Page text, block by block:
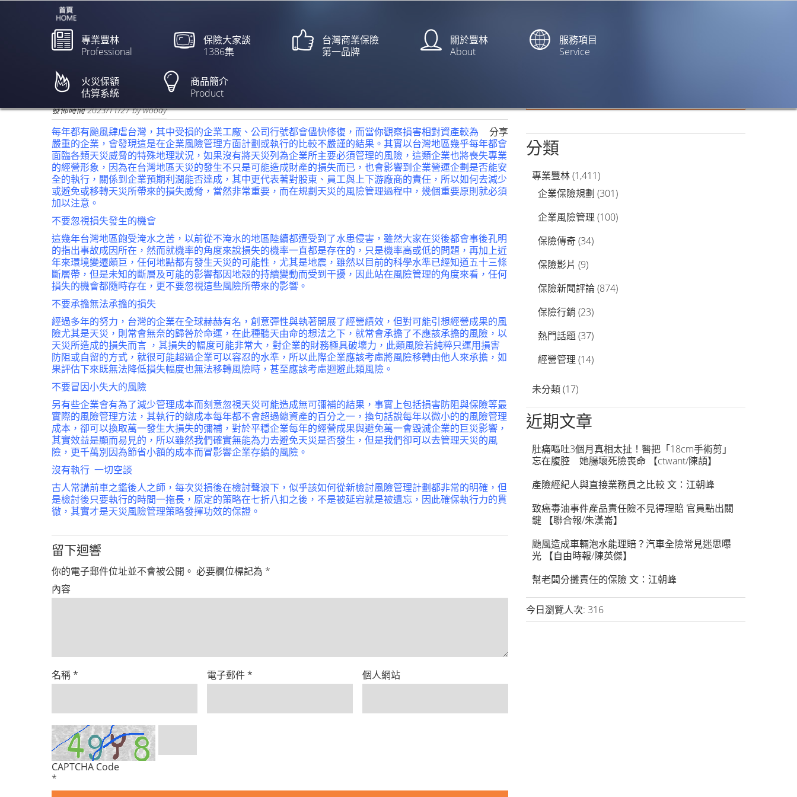
專業豐林
Professional
保險大家談
1386集
台灣商業保險
第一品牌
關於豐林
About
服務項目
Service
火災保額
估算系統
商品簡介
Product
欲閱讀全文請點上列新聞標題
發佈時間2023/11/27bywoody
分享
每年都有颱風肆虐台灣，其中受損的企業工廠、公司行號都會儘快修復，而當你觀察損害相對資產較為
嚴重的企業，會發現這是在企業風險管理方面計劃或執行的比較不嚴謹的結果。其實以台灣地區幾乎每年都會
面臨各類天災威脅的特殊地理狀況，如果沒有將天災列為企業所主要必須管理的風險，這類企業也將喪失專業
的經營形象，因為在台灣地區天災的發生不只是可能造成財產的損失而已，也會影響到企業營運企劃是否能安
全的執行，關係到企業預期利潤能否達成，其中更代表著對股東、員工與上下游廠商的責任，所以如何去減少
或避免或移轉天災所帶來的損失威脅，當然非常重要，而在規劃天災的風險管理過程中，幾個重要原則就必須
加以注意。
不要忽視損失發生的機會
這幾年台灣地區飽受淹水之苦，以前從不淹水的地區陸續都遭受到了水患侵害，雖然大家在災後都會事後孔明
的指出事故成因所在，然而就機率的角度來說損失的機率一直都是存在的，只是機率高或低的問題，再加上近
年來環境變遷頗巨，任何地點都有發生天災的可能性，尤其是地震，雖然以目前的科學水準已經知道五十三條
斷層帶，但是未知的斷層及可能的影響都因地殼的持續變動而受到干擾，因此站在風險管理的角度來看，任何
損失的機會都隨時存在，更不要忽視這些風險所帶來的影響。
不要承擔無法承擔的損失
經過多年的努力，台灣的企業在全球赫赫有名，創意彈性與執著開展了經營績效，但對可能引想經營成果的風
險尤其是天災，則常會無奈的歸咎於命運，在此種聽天由命的想法之下，就常會承擔了不應該承擔的風險，以
天災所造成的損失而言 ，其損失的幅度可能非常大，對企業的財務極具破壞力，此類風險若純粹只運用損害
防阻或自留的方式，就很可能超過企業可以容忍的水準，所以此際企業應該考慮將風險移轉由他人來承擔，如
果評估下來既無法降低損失幅度也無法移轉風險時，甚至應該考慮迴避此類風險。
不要冒因小失大的風險
另有些企業會有為了減少管理成本而刻意忽視天災可能造成無可彌補的結果，事實上包括損害防阻與保險等最
實際的風險管理方法，其執行的總成本每年都不會超過總資產的百分之一，換句話說每年以微小的的風險管理
成本，卻可以換取萬一發生大損失的彌補，對於平穩企業每年的經營成果與避免萬一會毀滅企業的巨災影響，
其實效益是顯而易見的，所以雖然我們確實無能為力去避免天災是否發生，但是我們卻可以去管理天災的風
險，更千萬別因為節省小額的成本而冒影響企業存續的風險。
沒有執行 一切空談
古人常講前車之鑑後人之師，每次災損後在檢討聲浪下，似乎該如何從新檢討風險管理計劃都非常的明確，但
是檢討後只要執行的時間一拖長，原定的策略在七折八扣之後，不是被延宕就是被遺忘，因此確保執行力的貫
徹，其實才是天災風險管理策略發揮功效的保證。
留下迴響
你的電子郵件位址並不會被公開。 必要欄位標記為 *
內容
名稱* 電子郵件* 個人網站
CAPTCHA Code
*
分類
專業豐林(1,411)
企業保險規劃 (301)
企業風險管理 (100)
保險傳奇(34)
保險影片 (9)
保險新聞評論(874)
保險行銷 (23)
熱門話題(37)
經營管理 (14)
未分類(17)
近期文章
肚痛嘔吐3個月真相太扯！醫把「18cm手術剪」
忘在腹腔 她腸壞死險喪命 【ctwant/陳頡】
產險經紀人與直接業務員之比較 文：江朝峰
致癌毒油事件產品責任險不見得理賠 官員點出關
鍵 【聯合報/朱漢崙】
颱風造成車輛泡水能理賠？汽車全險常見迷思曝
光 【自由時報/陳英傑】
幫老闆分攤責任的保險 文：江朝峰
今日瀏覽人次: 316